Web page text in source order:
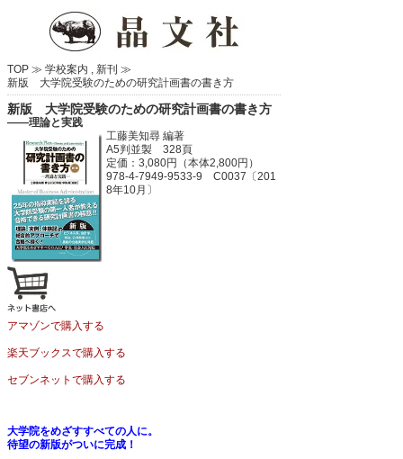
TOP ≫ 学校案内 , 新刊 ≫
新版 大学院受験のための研究計画書の書き方
新版 大学院受験のための研究計画書の書き方
――理論と実践
工藤美知尋 編著
A5判並製 328頁
定価：3,080円（本体2,800円）
978-4-7949-9533-9 C0037〔201
8年10月〕
アマゾンで購入する
楽天ブックスで購入する
セブンネットで購入する
大学院をめざすすべての人に。
待望の新版がついに完成！